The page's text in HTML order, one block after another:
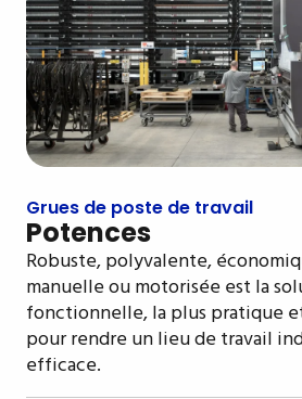
Grues de poste de travail
Potences
Robuste, polyvalente,
manuelle ou motorisée est la
fonctionnelle, la plus pratique
pour rendre un lieu de travail
efficace.